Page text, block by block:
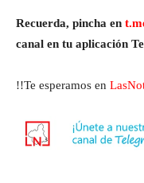
Recuerda, pincha en
canal en tu aplicación
!!Te esperamos en